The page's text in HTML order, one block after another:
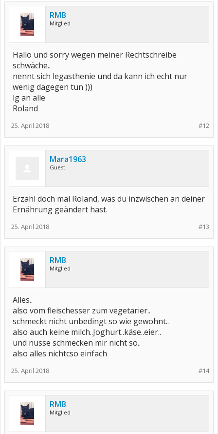
RMB
Mitglied
Hallo und sorry wegen meiner Rechtschreibe
schwäche..
nennt sich legasthenie und da kann ich echt nur
wenig dagegen tun )))
lg an alle
Roland
#12
25. April 2018
Mara1963
Guest
Erzähl doch mal Roland, was du inzwischen an deiner
Ernährung geändert hast.
#13
25. April 2018
RMB
Mitglied
Alles..
also vom fleischesser zum vegetarier..
schmeckt nicht unbedingt so wie gewohnt..
also auch keine milch..Joghurt..käse..eier..
und nüsse schmecken mir nicht so..
also alles nichtcso einfach
#14
25. April 2018
RMB
Mitglied